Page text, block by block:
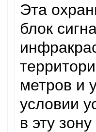
Эта
блок
метров и
условии
в эту